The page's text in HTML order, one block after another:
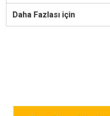
Daha Fazlası için